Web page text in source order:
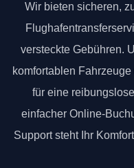
Wir bieten sicheren,
versteckte Gebühren.
komfortablen
für eine
einfacher Online-
Support steht Ihr